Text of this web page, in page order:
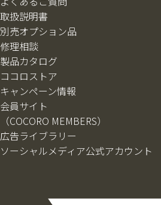
取扱説明書
別売オプション品
修理相談
製品カタログ
ココロストア
キャンペーン情報
会員サイト
（COCORO MEMBERS）
広告ライブラリー
ソーシャルメディア公式アカウント